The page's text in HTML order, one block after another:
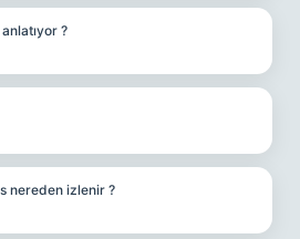
?
nereden izlenir ?